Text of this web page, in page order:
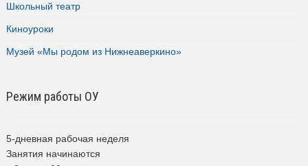
Школьный театр
Киноуроки
Музей «Мы родом из Нижнеаверкино»
Режим работы ОУ
5-дневная рабочая неделя
Занятия начинаются